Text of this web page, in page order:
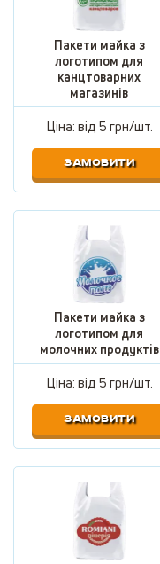
Пакети майка з
логотипом для
канцтоварних
магазинів
Ціна: від5 грн/шт.
ЗАМОВИТИ
Пакети майка з
логотипом для
молочних продуктів
Ціна: від5 грн/шт.
ЗАМОВИТИ